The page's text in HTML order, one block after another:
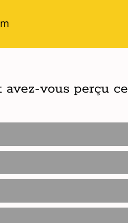
vous perçu ce